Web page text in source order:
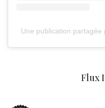
Une publication
Flux